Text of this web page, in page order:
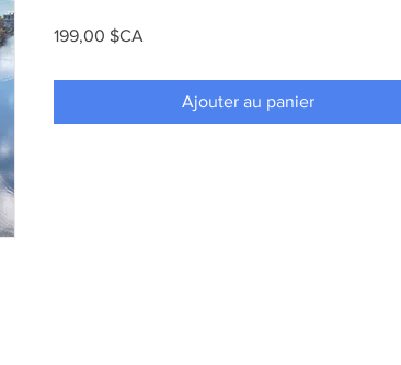
199,00 $CA
Ajouter au panier